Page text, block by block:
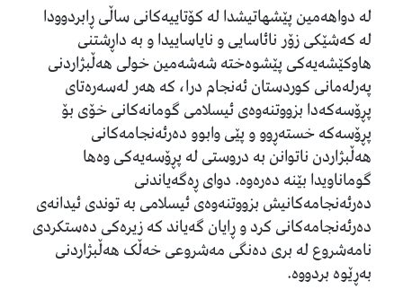
لە دواهەمین پێشهاتیشدا لە کۆتاییەکانی ساڵی ڕابردوودا
لە کەشێکی زۆر نائاسایی و نایاساییدا و بە داڕشتنی
هاوکێشەیەکی پێشوەختە شەشەمین خولی هەڵبژاردنی
پەرلەمانی کوردستان ئەنجام درا، کە هەر لەسەرەتای
پڕۆسەکەدا بزووتنەوەی ئیسلامی گومانەکانی خۆی بۆ
پڕۆسەکە خستەڕوو و پێی وابوو دەرئەنجامەکانی
هەڵبژاردن ناتوانن بە دروستی لە پڕۆسەیەکی وەها
گوماناویدا بێنە دەرەوە. دوای ڕەگەیاندنی
دەرئەنجامەکانیش بزووتنەوەی ئیسلامی بە توندی ئیدانەی
دەرئەنجامەکانی کرد و ڕایان گەیاند کە زیرەکی دەستکردی
نامەشروع لە بری دەنگی مەشروعی خەڵک هەڵبژاردنی
بەڕێوە بردووە.